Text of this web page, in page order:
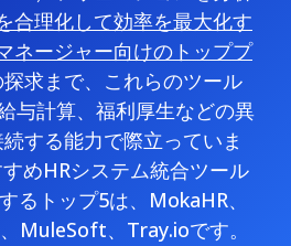
合理化して効率を最大化す
ネージャー向けのトッププ
求まで、これらのツール
与計算、福利厚生などの異
する能力で際立っていま
めHRシステム統合ツール
るトップ5は、MokaHR、
MuleSoft、Tray.ioです。